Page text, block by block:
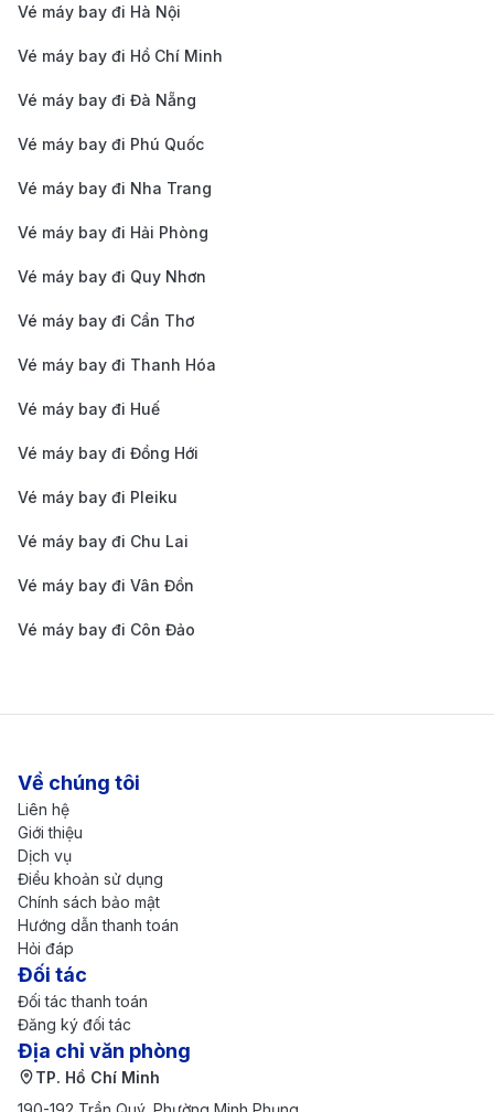
hoạt động từ sáng đến tối, với tần suất 20–30
phút/chuyến.
Xe limousine tuyến cố định: Dịch vụ xe trung
150.000 đồng/người, phù hợp với du khách muốn
thoải mái và có hành lý cồng kềnh.
Xe buýt công cộng: Tuyến 07, 17, 90 hoặc 109
dân địa phương hoặc du khách có thời gian và
quen thuộc với hệ thống giao thông công cộng.
Tiết kiệm chi phí và di chuyển tiện lợi với Grab và
Cách săn vé máy bay từ Thâm
Quyến đi Hà Nội
Để săn được vé máy bay giá rẻ từ Thâm Quyến đi Hà
Vé máy bay đi Hà Nội
Vé máy bay đi Hồ Chí Minh
Vé máy bay đi Đà Nẵng
Vé máy bay đi Phú Quốc
Vé máy bay đi Nha Trang
Vé máy bay đi Hải Phòng
Vé máy bay đi Quy Nhơn
Vé máy bay đi Cần Thơ
Vé máy bay đi Thanh Hóa
Vé máy bay đi Huế
Vé máy bay đi Đồng Hới
Vé máy bay đi Pleiku
Vé máy bay đi Chu Lai
Vé máy bay đi Vân Đồn
Vé máy bay đi Côn Đảo
Về chúng tôi
Liên hệ
Giới thiệu
Dịch vụ
Điều khoản sử dụng
Chính sách bảo mật
Hướng dẫn thanh toán
Hỏi đáp
Đối tác
Đối tác thanh toán
Đăng ký đối tác
Địa chỉ văn phòng
TP. Hồ Chí Minh